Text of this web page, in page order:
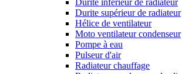
Durite inférieur de radiateur
Durite supérieur de radiateur
Hélice de ventilateur
Moto ventilateur condenseur
Pompe à eau
Pulseur d'air
Radiateur chauffage